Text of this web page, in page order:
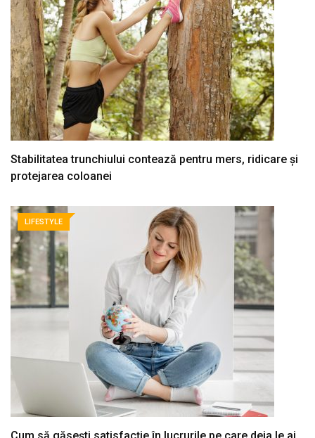
Stabilitatea trunchiului contează pentru mers, ridicare și
protejarea coloanei
LIFESTYLE